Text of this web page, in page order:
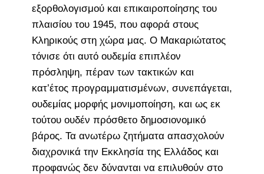
εξορθολογισμού και επικαιροποίησης του
πλαισίου του 1945, που αφορά στους
Κληρικούς στη χώρα μας. Ο Μακαριώτατος
τόνισε ότι αυτό ουδεμία επιπλέον
πρόσληψη, πέραν των τακτικών και
κατ’έτος προγραμματισμένων, συνεπάγεται,
ουδεμίας μορφής μονιμοποίηση, και ως εκ
τούτου ουδέν πρόσθετο δημοσιονομικό
βάρος. Τα ανωτέρω ζητήματα απασχολούν
διαχρονικά την Εκκλησία της Ελλάδος και
προφανώς δεν δύνανται να επιλυθούν στο